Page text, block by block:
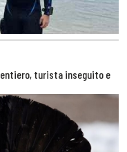
turista inseguito e